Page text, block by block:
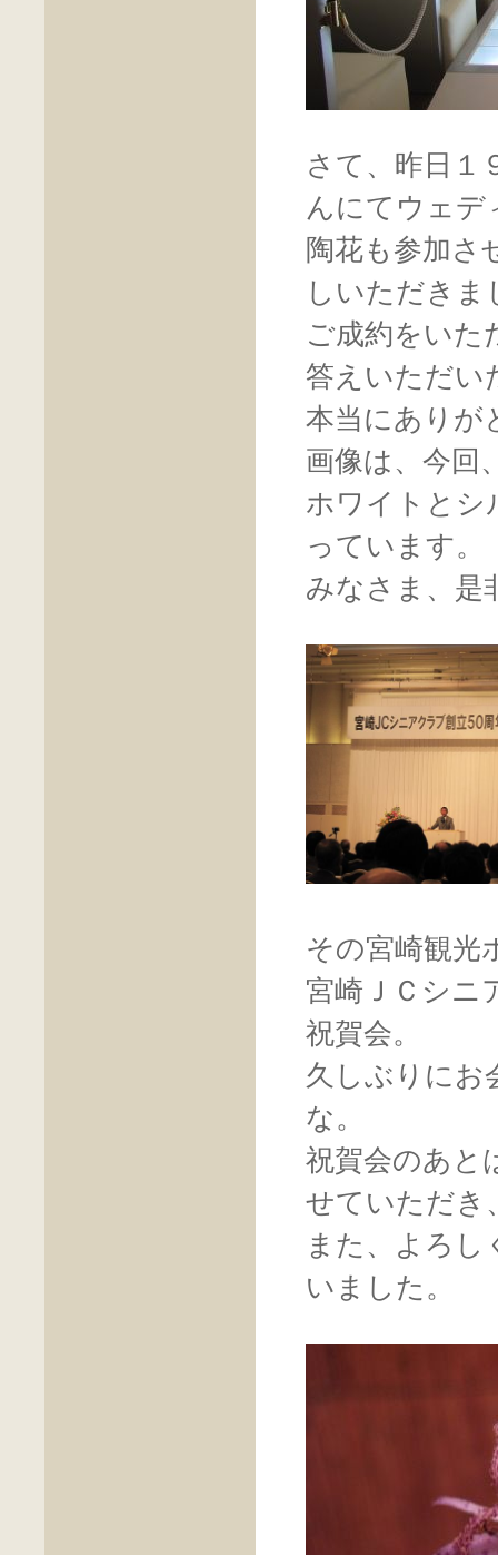
さて、昨日１
んにてウェデ
陶花も参加さ
しいただきま
ご成約をいた
答えいただい
本当にありが
画像は、今回
ホワイトとシ
っています。
みなさま、是
その宮崎観光
宮崎ＪＣシニ
祝賀会。
久しぶりにお
な。
祝賀会のあと
せていただき
また、よろ
いました。